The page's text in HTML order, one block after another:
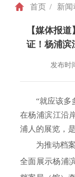
首页 / 新闻
【媒体报
证！杨浦滨
发布时
“就应该多
在杨浦滨江沿
浦人的展览，
为推动档
全面展示杨浦